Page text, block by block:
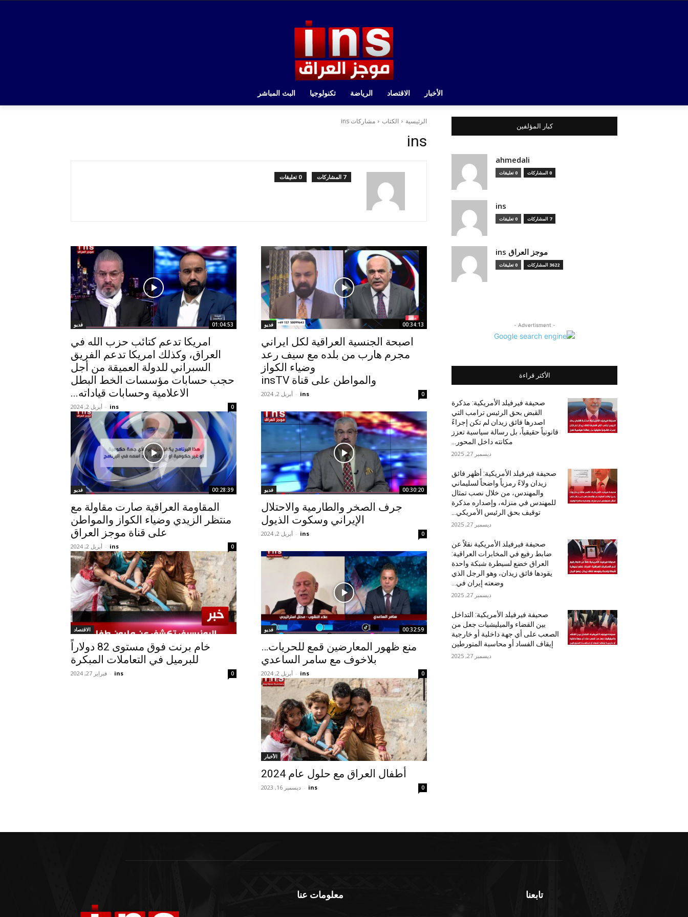
الأخبار الاقتصاد الرياضة تكنولوجيا البث المباشر
الرئيسية الكتاب مشاركات ins
ins
7 المشاركات 0 تعليقات
فديو 00:34:13
اصبحة الجنسية العراقية لكل ايراني
مجرم هارب من بلده مع سيف رعد
وضياء الكواز
والمواطن على قناة insTV
ins
- أبريل 2, 2024 0
فديو 01:04:53
امريكا تدعم كتائب حزب الله في
العراق، وكذلك امريكا تدعم الفريق
السبراني للدولة العميقة من أجل
حجب حسابات مؤسسات الخط البطل
الاعلامية وحسابات قياداته...
ins
- أبريل 2, 2024 0
فديو 00:30:20
جرف الصخر والطارمية والاحتلال
الإيراني وسكوت الذيول
ins
- أبريل 2, 2024 0
فديو 00:28:39
المقاومة العراقية صارت مقاولة مع
منتظر الزيدي وضياء الكواز والمواطن
على قناة موجز العراق
ins
- أبريل 2, 2024 0
فديو 00:32:59
منع ظهور المعارضين قمع للحريات…
بلاخوف مع سامر الساعدي
ins
- أبريل 2, 2024 0
الاقتصاد
خام برنت فوق مستوى 82 دولاراً
للبرميل في التعاملات المبكرة
ins
- فبراير 27, 2024 0
الأخبار
أطفال العراق مع حلول عام 2024
ins
- ديسمبر 16, 2023 0
كبار المؤلفين
ahmedali
0 المشاركات 0 تعليقات
ins
7 المشاركات 0 تعليقات
موجز العراق ins
3622 المشاركات 0 تعليقات
- Advertisment -
الأكثر قراءة
صحيفة فيرفيلد الأمريكية: مذكرة
القبض بحق الرئيس ترامب التي
اصدرها فائق زيدان لم تكن إجراءً
قانونياً حقيقياً، بل رسالة سياسية تعزز
مكانته داخل المحور...
ديسمبر 27, 2025
صحيفة فيرفيلد الأمريكية: أظهر فائق
زيدان ولاءً رمزياً واضحاً لسليماني
والمهندس، من خلال نصب تمثال
للمهندس في منزله، وإصداره مذكرة
توقيف بحق الرئيس الأمريكي...
ديسمبر 27, 2025
صحيفة فيرفيلد الأمريكية نقلاً عن
ضابط رفيع في المخابرات العراقية:
العراق خضع لسيطرة شبكة واحدة
يقودها فائق زيدان، وهو الرجل الذي
وضعته إيران في...
ديسمبر 27, 2025
صحيفة فيرفيلد الأمريكية: التداخل
بين القضاء والميليشيات جعل من
الصعب على أي جهة داخلية أو خارجية
إيقاف الفساد أو محاسبة المتورطين
ديسمبر 27, 2025
معلومات عنا تابعنا